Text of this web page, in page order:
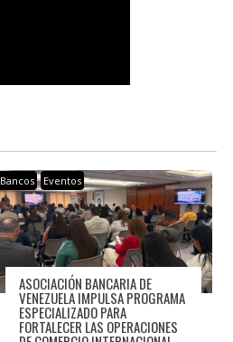
Bancos Eventos
ASOCIACIÓN BANCARIA DE
VENEZUELA IMPULSA PROGRAMA
ESPECIALIZADO PARA
FORTALECER LAS OPERACIONES